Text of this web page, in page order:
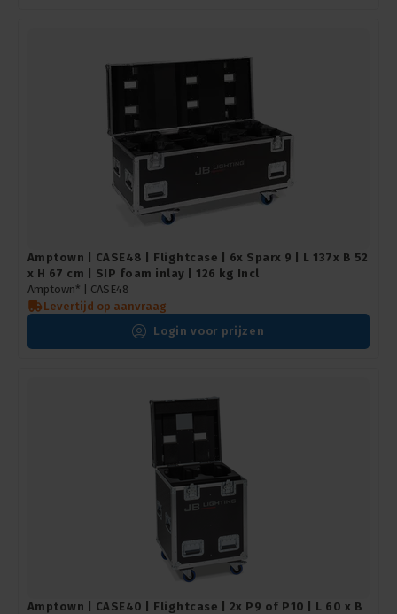
Amptown | CASE48 | Flightcase | 6x Sparx 9 | L 137x B 52
x H 67 cm | SIP foam inlay | 126 kg Incl
Amptown* | CASE48
Levertijd op aanvraag
Login voor prijzen
Amptown | CASE40 | Flightcase | 2x P9 of P10 | L 60 x B